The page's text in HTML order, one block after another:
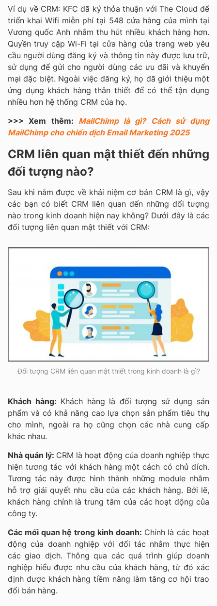
Ví dụ về CRM: KFC đã ký thỏa thuận với The Cloud để
triển khai Wifi miễn phí tại 548 cửa hàng của mình tại
Vương quốc Anh nhằm thu hút nhiều khách hàng hơn.
Quyền truy cập Wi-Fi tại cửa hàng của trang web yêu
cầu người dùng đăng ký và thông tin này được lưu trữ,
sử dụng để gửi cho người dùng các ưu đãi và khuyến
mại đặc biệt. Ngoài việc đăng ký, họ đã giới thiệu một
ứng dụng khách hàng thân thiết để có thể tận dụng
nhiều hơn hệ thống CRM của họ.
>>> Xem thêm: MailChimp là gì? Cách sử dụng
MailChimp cho chiến dịch Email Marketing 2025
CRM liên quan mật thiết đến những
đối tượng nào?
Sau khi nắm được về khái niệm cơ bản CRM là gì, vậy
các bạn có biết CRM liên quan đến những đối tượng
nào trong kinh doanh hiện nay không? Dưới đây là các
đối tượng liên quan mật thiết với CRM:
Đối tượng CRM liên quan mật thiết trong kinh doanh là gì?
Khách hàng: Khách hàng là đối tượng sử dụng sản
phẩm và có khả năng cao lựa chọn sản phẩm tiêu thụ
cho mình, ngoài ra họ cũng chọn các nhà cung cấp
khác nhau.
Nhà quản lý: CRM là hoạt động của doanh nghiệp thực
hiện tương tác với khách hàng một cách có chủ đích.
Tương tác này được hình thành những module nhằm
hỗ trợ giải quyết nhu cầu của các khách hàng. Bởi lẽ,
khách hàng chính là trung tâm của các hoạt động của
công ty.
Các mối quan hệ trong kinh doanh: Chính là các hoạt
động của doanh nghiệp với đối tác nhằm thực hiện
các giao dịch. Thông qua các quá trình giúp doanh
nghiệp hiểu được nhu cầu của khách hàng, từ đó xác
định được khách hàng tiềm năng làm tăng cơ hội trao
đổi bán hàng.